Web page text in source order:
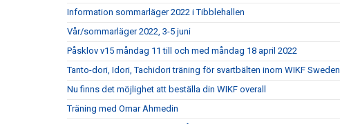
Information sommarläger 2022 i Tibblehallen
Vår/sommarläger 2022, 3-5 juni
Påsklov v15 måndag 11 till och med måndag 18 april 2022
Tanto-dori, Idori, Tachidori träning för svartbälten inom WIKF Sweden
Nu finns det möjlighet att beställa din WIKF overall
Träning med Omar Ahmedin